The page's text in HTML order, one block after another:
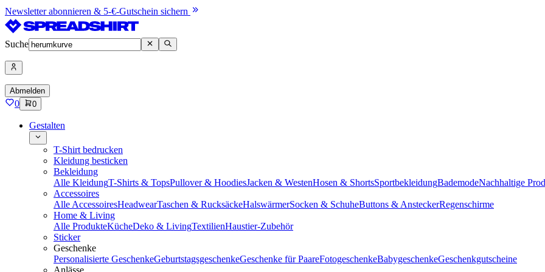
Newsletter abonnieren & 5-€-Gutschein sichern
Suche
Abmelden
0 0
Gestalten
T-Shirt bedrucken
Kleidung besticken
Bekleidung
Alle KleidungT-Shirts & TopsPullover & HoodiesJacken & WestenHosen & ShortsSportbekleidungBademodeNachhaltige
Accessoires
Alle AccessoiresHeadwearTaschen & RucksäckeHalswärmerSocken & SchuheButtons & AnsteckerRegenschirme
Home & Living
Alle ProdukteKücheDeko & LivingTextilienHaustier-Zubehör
Sticker
Geschenke
Personalisierte GeschenkeGeburtstagsgeschenkeGeschenke für PaareFotogeschenkeBabygeschenkeGeschenkgutscheine